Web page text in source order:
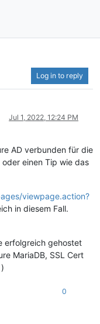
Log in to reply
Jul 1, 2022, 12:24 PM
AD verbunden für die
einen Tip wie das
viewpage.action?
in diesem Fall.
erfolgreich gehostet
MariaDB, SSL Cert
0